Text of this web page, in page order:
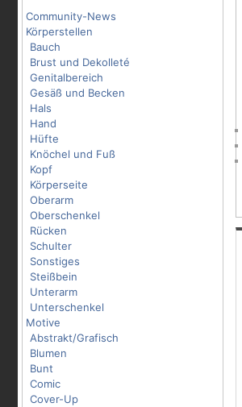
Community-News
Körperstellen
Bauch
Brust und Dekolleté
Genitalbereich
Gesäß und Becken
Hals
Hand
Hüfte
Knöchel und Fuß
Kopf
Körperseite
Oberarm
Oberschenkel
Rücken
Schulter
Sonstiges
Steißbein
Unterarm
Unterschenkel
Motive
Abstrakt/Grafisch
Blumen
Bunt
Comic
Cover-Up